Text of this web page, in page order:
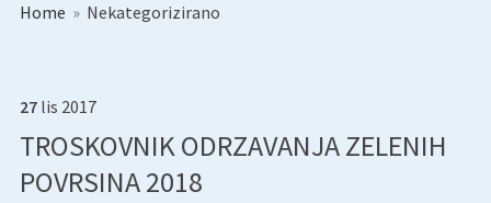
Home » Nekategorizirano
27 lis 2017
TROSKOVNIK ODRZAVANJA ZELENIH
POVRSINA 2018